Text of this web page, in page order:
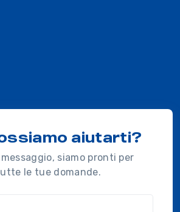
aiutarti?
siamo pronti per
le tue domande.